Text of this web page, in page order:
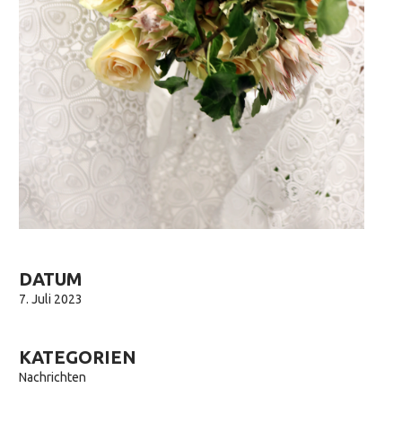
DATUM
7. Juli 2023
KATEGORIEN
Nachrichten